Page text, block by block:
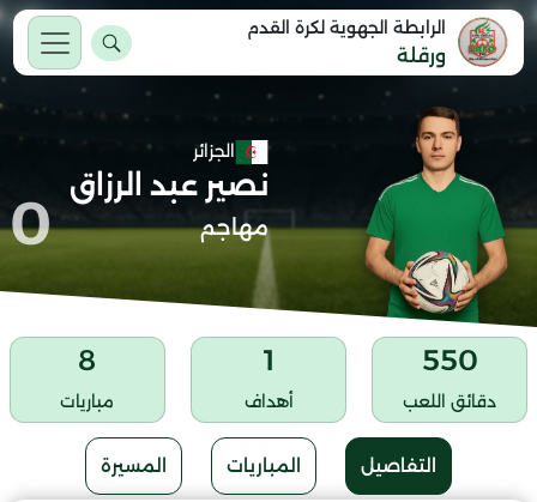
الرابطة الجهوية لكرة القدم
ورقلة
الجزائر
نصير عبد الرزاق
مهاجم 0
550
دقائق اللعب
1
أهداف
8
مباريات
التفاصيل المباريات المسيرة